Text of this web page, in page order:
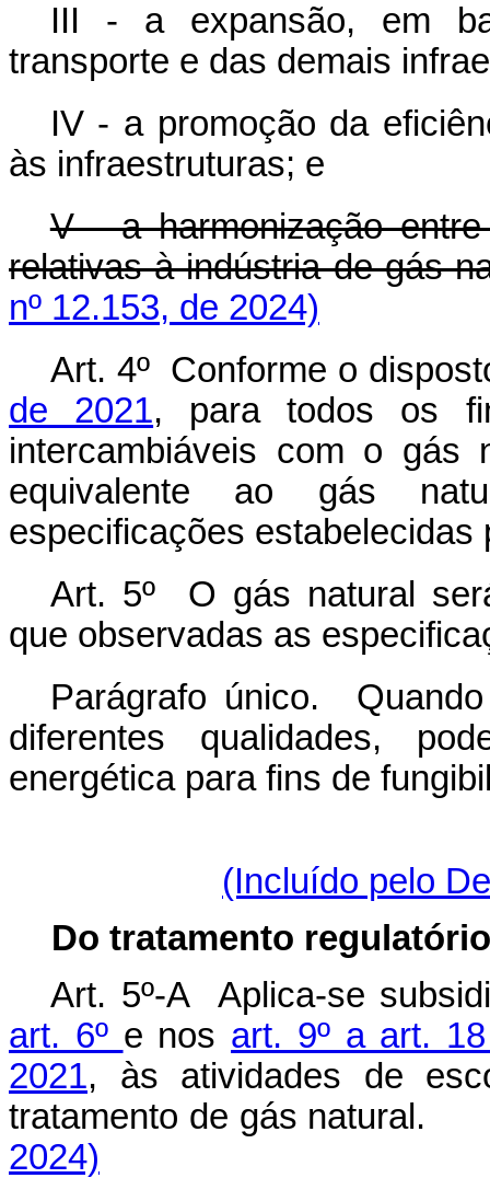
III - a expansão, em
transporte e das demais
IV - a promoção da
às infraestruturas; e
V - a harmonização
relativas à indústria de gás
nº 12.153, de 2024)
Art. 4º Conforme o
de 2021, para todos os
intercambiáveis com o gás
equivalente ao gás
especificações estabelecidas
Art. 5º O gás natural
que observadas as
Parágrafo único.
diferentes qualidades,
energética para fins de
(Incluído pelo
Do tratamento
Art. 5º-A Aplica-se
art. 6º e nos art. 9º a art.
2021, às atividades de
tratamento de gás natural.
2024)